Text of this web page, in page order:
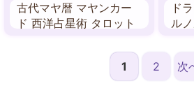
古代マヤ暦 マヤンカー
ド 西洋占星術 タロット
ド
ル
1
2 次